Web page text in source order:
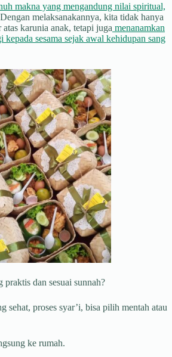
makna yang mengandung nilai spiritual,
Dengan melaksanakannya, kita tidak hanya
karunia anak, tetapi juga menanamkan
sesama sejak awal kehidupan sang
dan sesuai sunnah?
sehat, proses syar’i, bisa pilih mentah atau
ke rumah.